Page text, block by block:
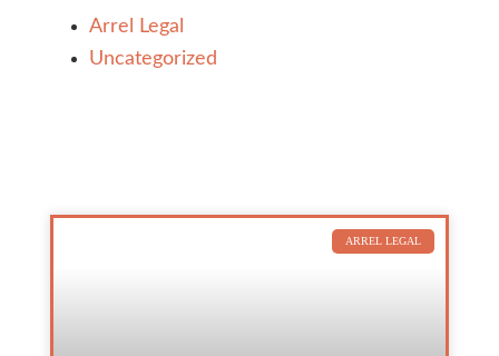
Arrel Legal
Uncategorized
ARREL LEGAL